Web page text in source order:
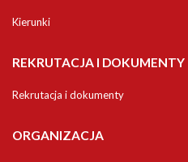
Kierunki
REKRUTACJA I DOKUMENTY
Rekrutacja i dokumenty
ORGANIZACJA